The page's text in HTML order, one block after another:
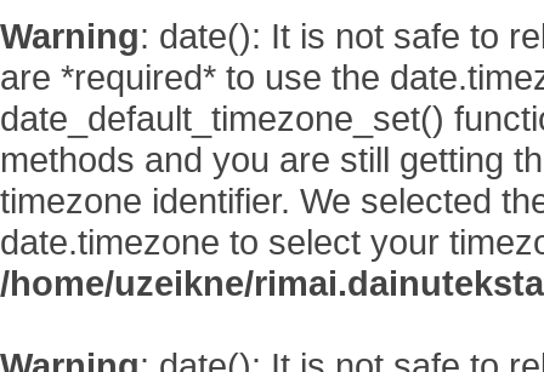
Warning: date(): It is not safe to
are *required* to use the
date_default_timezone_set()
methods and you are still getting
timezone identifier. We selected
date.timezone to select your
/home/uzeikne/